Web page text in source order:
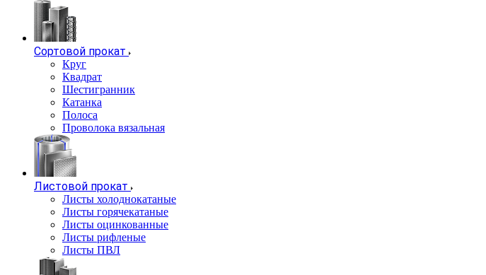
Сортовой прокат
Круг
Квадрат
Шестигранник
Катанка
Полоса
Проволока вязальная
Листовой прокат
Листы холоднокатаные
Листы горячекатаные
Листы оцинкованные
Листы рифленые
Листы ПВЛ